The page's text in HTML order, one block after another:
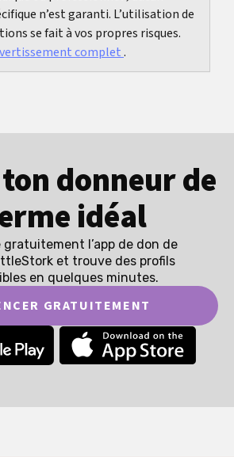
n’est garanti. L’utilisation de
se fait à vos propres risques.
complet.
donneur de
idéal
gratuitement l’app de don de
et trouve des profils
en quelques minutes.
GRATUITEMENT